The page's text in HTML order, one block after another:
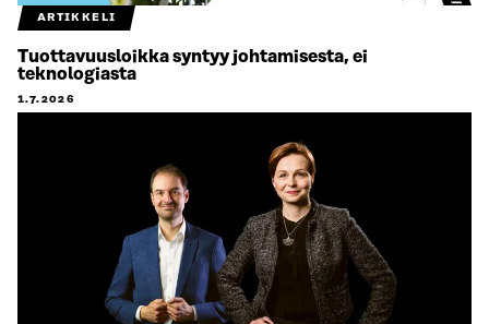
ARTIKKELI
Tuottavuusloikka syntyy johtamisesta, ei
teknologiasta
1.7.2026